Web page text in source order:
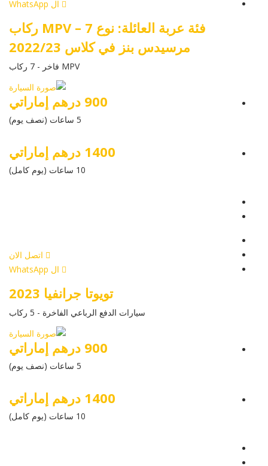
ال WhatsApp
فئة عربة العائلة: نوع MPV – 7 ركاب
مرسيدس بنز في كلاس 2022/23
MPV فاخر - 7 ركاب
900 درهم إماراتي
5 ساعات (نصف يوم)
1400 درهم إماراتي
10 ساعات (يوم كامل)
اتصل الان
ال WhatsApp
تويوتا جرانفيا 2023
سيارات الدفع الرباعي الفاخرة - 5 ركاب
900 درهم إماراتي
5 ساعات (نصف يوم)
1400 درهم إماراتي
10 ساعات (يوم كامل)